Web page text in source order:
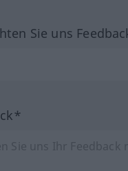
Sie uns